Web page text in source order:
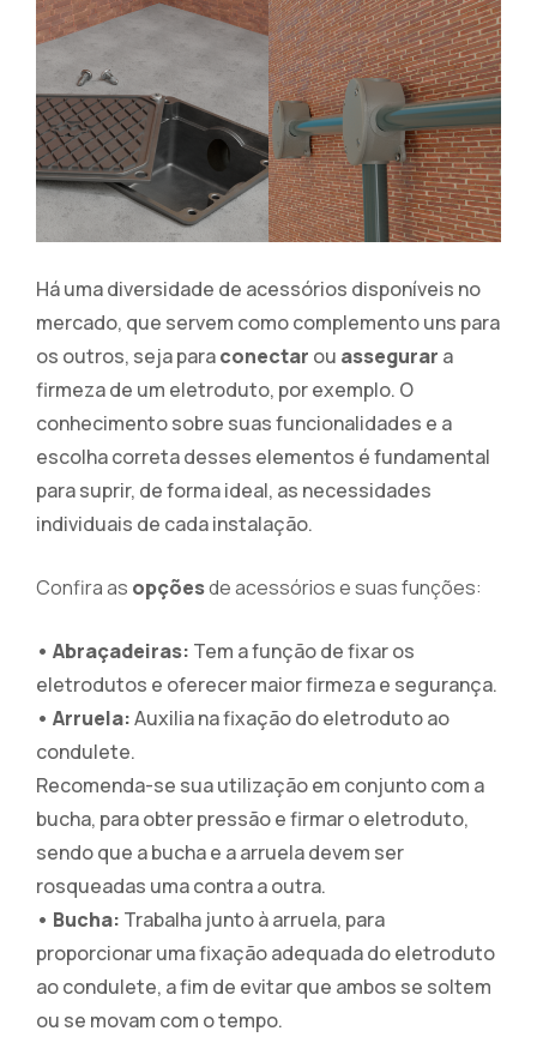
Há uma diversidade de acessórios disponíveis no
mercado, que servem como complemento uns para
os outros, seja paraconectar ou assegurar a
firmeza de um eletroduto, por exemplo. O
conhecimento sobre suas funcionalidades e a
escolha correta desses elementos é fundamental
para suprir, de forma ideal, as necessidades
individuais de cada instalação.
Confira as opçõesde acessórios e suas funções:
• Abraçadeiras: Tem a função de fixar os
eletrodutos e oferecer maior firmeza e segurança.
• Arruela:Auxilia nafixaçãodo eletroduto ao
condulete.
Recomenda-se sua utilização em conjunto com a
bucha, para obter pressão e firmar o eletroduto,
sendo que a bucha e a arruela devem ser
rosqueadas uma contra a outra.
• Bucha: Trabalha junto à arruela, para
proporcionar uma fixação adequada do eletroduto
ao condulete, a fim de evitar que ambos se soltem
ou se movam com o tempo.